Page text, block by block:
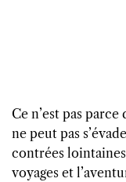
Ce n’est pas
ne peut pas
contrées
voyages et